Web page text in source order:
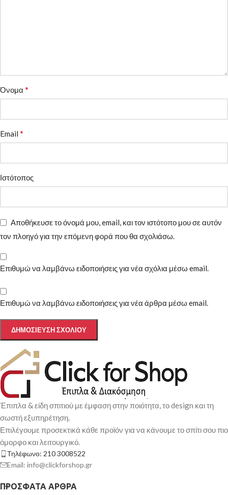
Όνομα *
Email *
Ιστότοπος
Αποθήκευσε το όνομά μου, email, και τον ιστότοπο μου σε αυτόν
τον πλοηγό για την επόμενη φορά που θα σχολιάσω.
Επιθυμώ να λαμβάνω ειδοποιήσεις για νέα σχόλια μέσω email.
Επιθυμώ να λαμβάνω ειδοποιήσεις για νέα άρθρα μέσω email.
Έπιπλα & είδη σπιτιού με έμφαση στην ποιότητα, το design και τη
σωστή εξυπηρέτηση.
Επιλέγουμε προσεκτικά κάθε προϊόν για να κάνουμε το σπίτι σου πιο
όμορφο και λειτουργικό.
Τηλέφωνο: 210 3008522
Email: info@clickforshop.gr
ΠΡΌΣΦΑΤΑ ΆΡΘΡΑ